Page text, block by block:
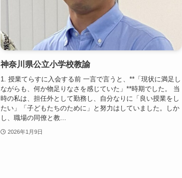
神奈川県公立小学校教諭
1. 授業てらすに入会する前 一言で言うと、**「現状に満足し
ながらも、何か物足りなさを感じていた」**時期でした。 当
時の私は、担任外として勤務し、自分なりに「良い授業をし
たい」「子どもたちのために」と努力はしていました。しか
し、職場の同僚と教...
2026年1月9日